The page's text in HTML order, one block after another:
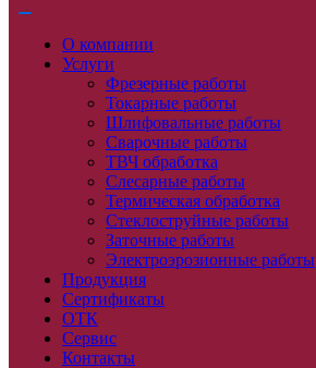
О компании
Услуги
Фрезерные работы
Токарные работы
Шлифовальные работы
Сварочные работы
ТВЧ обработка
Слесарные работы
Термическая обработка
Стеклоструйные работы
Заточные работы
Электроэрозионные работы
Продукция
Сертификаты
ОТК
Сервис
Контакты